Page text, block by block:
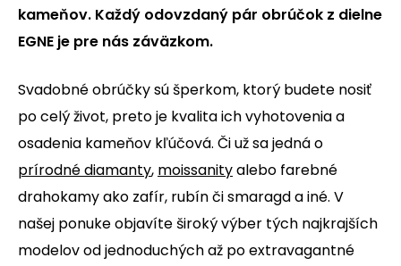
kameňov. Každý odovzdaný pár obrúčok z dielne
EGNE je pre nás záväzkom.
Svadobné obrúčky sú šperkom, ktorý budete nosiť
po celý život, preto je kvalita ich vyhotovenia a
osadenia kameňov kľúčová. Či už sa jedná o
prírodné diamanty, moissanityalebo farebné
drahokamy ako zafír, rubín či smaragd a iné. V
našej ponuke objavíte široký výber tých najkrajších
modelov od jednoduchých až po extravagantné